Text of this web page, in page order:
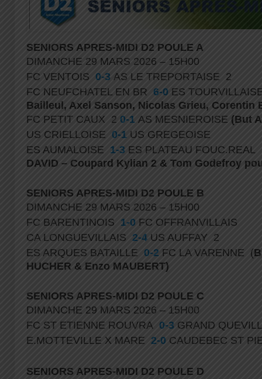
SENIORS APRES-MIDI D2 POULE A
DIMANCHE 29 MARS 2026 – 15H00
FC VENTOIS 0-3 AS LE TREPORTAISE 2
FC NEUFCHATEL EN BR 6-0 ES
Bailleul, Axel Sanson, Nicolas Grieu, Corentin
FC PETIT CAUX 2 0-1 AS MESNIEROISE (But
US CRIELLOISE 0-1 US GREGEOISE
ES AUMALOISE 1-3 ES PLATEAU
DAVID – Coupard Kylian 2 & Tom Godefroy
SENIORS APRES-MIDI D2 POULE B
DIMANCHE 29 MARS 2026 – 15H00
FC BARENTINOIS 1-0 FC OFFRANVILLAIS
CA LONGUEVILLAIS 2-4 US AUFFAY 2
ES ARQUES BATAILLE 0-2 FC LA VARENNE (
HUCHER & Enzo MAUBERT)
SENIORS APRES-MIDI D2 POULE C
DIMANCHE 29 MARS 2026 – 15H00
FC ST ETIENNE ROUVRA 0-3 GRAND
E.MOTTEVILLE X MARE 2-0 CAUDEBEC ST
SENIORS APRES-MIDI D2 POULE D